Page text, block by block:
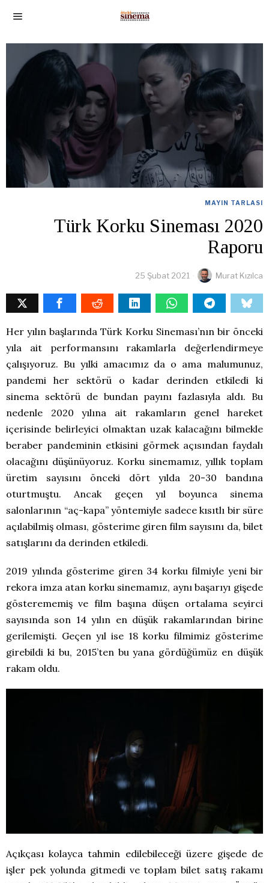
MAYIN TARLASI
Türk Korku Sineması 2020
Raporu
25 Şubat 2021 Murat Kızılca
Her yılın başlarında Türk Korku Sineması’nın bir önceki
yıla ait performansını rakamlarla değerlendirmeye
çalışıyoruz. Bu yılki amacımız da o ama malumunuz,
pandemi her sektörü o kadar derinden etkiledi ki
sinema sektörü de bundan payını fazlasıyla aldı. Bu
nedenle 2020 yılına ait rakamların genel hareket
içerisinde belirleyici olmaktan uzak kalacağını bilmekle
beraber pandeminin etkisini görmek açısından faydalı
olacağını düşünüyoruz. Korku sinemamız, yıllık toplam
üretim sayısını önceki dört yılda 20-30 bandına
oturtmuştu. Ancak geçen yıl boyunca sinema
salonlarının “aç-kapa” yöntemiyle sadece kısıtlı bir süre
açılabilmiş olması, gösterime giren film sayısını da, bilet
satışlarını da derinden etkiledi.
2019 yılında gösterime giren 34 korku filmiyle yeni bir
rekora imza atan korku sinemamız, aynı başarıyı gişede
gösterememiş ve film başına düşen ortalama seyirci
sayısında son 14 yılın en düşük rakamlarından birine
gerilemişti. Geçen yıl ise 18 korku filmimiz gösterime
girebildi ki bu, 2015’ten bu yana gördüğümüz en düşük
rakam oldu.
Açıkçası kolayca tahmin edilebileceği üzere gişede de
işler pek yolunda gitmedi ve toplam bilet satış rakamı